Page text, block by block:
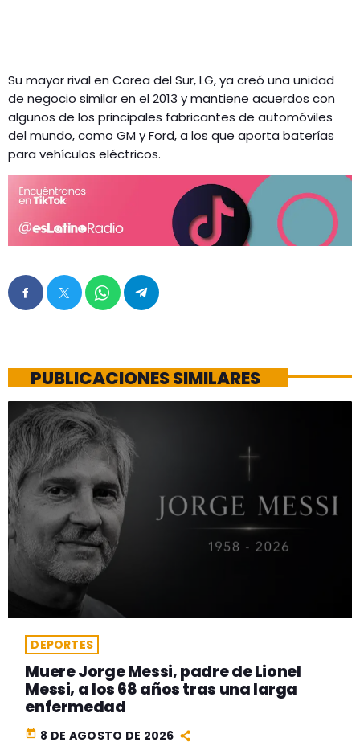
Su mayor rival en Corea del Sur, LG, ya creó una unidad
de negocio similar en el 2013 y mantiene acuerdos con
algunos de los principales fabricantes de automóviles
del mundo, como GM y Ford, a los que aporta baterías
para vehículos eléctricos.
PUBLICACIONES SIMILARES
DEPORTES
Muere Jorge Messi, padre de Lionel
Messi, a los 68 años tras una larga
enfermedad
today 8 DE AGOSTO DE 2026